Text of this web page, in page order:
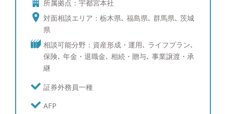
談など、さまざまなお金の悩みにプロの視点からア
ドバイスすることを心掛けています。一人ひとりに
合わせたカウンセリングによって作り上げるライフ
プランも喜ばれることが多いので、ぜひ一度お気軽
にご相談ください。 ●『皆様が豊かな人生を送るた
めの、伴走者であり続けたい』 質の高いFPサービ
スと、サポート体制を提供致します。 将来、自分
や家族の夢をかなえ「自分らしく豊かで不安のない
り離せない存在です。 私たちおかねの相談室のフ
所属拠点：宇都宮本社
対面相談エリア：栃木県､ 福島県､ 群馬県､ 茨城
県
相談可能分野：資産形成・運用､ ライフプラン､
保険､ 年金・退職金､ 相続・贈与､ 事業譲渡・承
継
証券外務員一種
AFP